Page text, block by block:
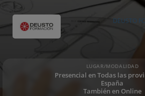
DEUSTO
LUGAR/MODALIDAD
Presencial en Todas las
España
También en Online